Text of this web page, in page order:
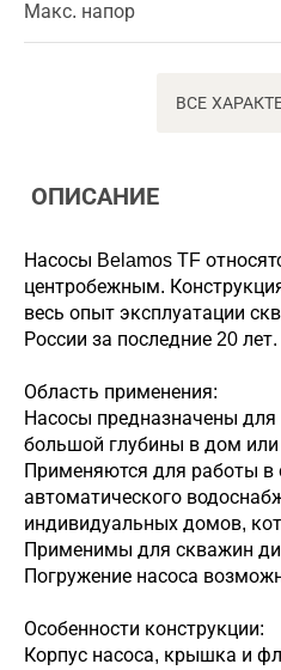
Макс. напор
ВСЕ
ОПИСАНИЕ
Насосы Belamos TF
центробежным.
весь опыт эксплуатации
России за последние 20 лет.
Область применения:
Насосы предназначены
большой глубины в дом или
Применяются для работы в
автоматического
индивидуальных домов,
Применимы для скважин
Погружение насоса
Особенности конструкции:
Корпус насоса, крышка и